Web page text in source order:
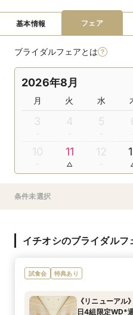
基本情報 フェア
ブライダルフェアとは
2026年8月
月 火 水
3 4 5
10 11 12
条件未選択
イチオシのブライダルフ
試食会 特典あり
《リニューアル
日4組限定WD*